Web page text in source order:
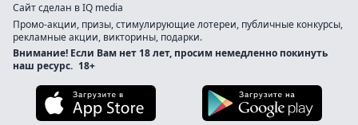
Сайт сделан в IQ media
Промо-акции, призы, стимулирующие лотереи, публичные конкурсы,
рекламные акции, викторины, подарки.
Внимание! Если Вам нет 18 лет, просим немедленно покинуть
наш ресурс. 18+
Загрузите в App Store